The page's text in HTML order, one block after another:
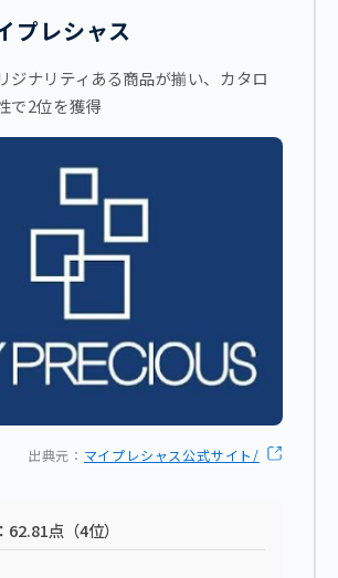
プレシャス
ジナリティある商品が揃い、カタロ
で2位を獲得
出典元： マイプレシャス公式サイト/
点（4位）